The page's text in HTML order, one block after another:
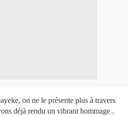
on ne le présente plus à travers
déjà rendu un vibrant hommage .